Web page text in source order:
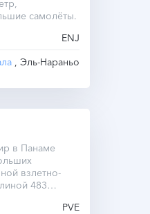
самолёты.
ENJ
, Эль-Нараньо
в Панаме
взлетно-
483
города Эль-
PVE